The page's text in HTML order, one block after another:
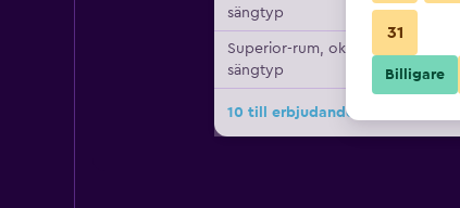
sängtyp
Superior-rum, okänd
sängtyp
10 till erbjudanden för Petrino
31
Billigare